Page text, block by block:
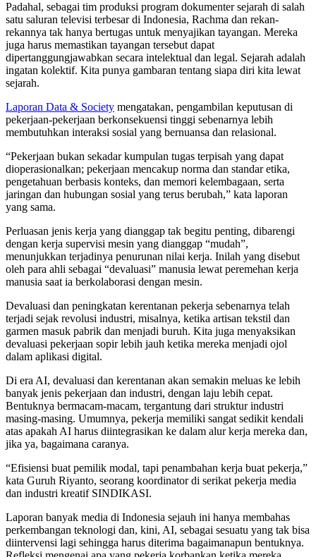
Padahal, sebagai tim produksi program dokumenter sejarah di salah
satu saluran televisi terbesar di Indonesia, Rachma dan rekan-
rekannya tak hanya bertugas untuk menyajikan tayangan. Mereka
juga harus memastikan tayangan tersebut dapat
dipertanggungjawabkan secara intelektual dan legal. Sejarah adalah
ingatan kolektif. Kita punya gambaran tentang siapa diri kita lewat
sejarah.
Laporan Data & Society mengatakan, pengambilan keputusan di
pekerjaan-pekerjaan berkonsekuensi tinggi sebenarnya lebih
membutuhkan interaksi sosial yang bernuansa dan relasional.
“Pekerjaan bukan sekadar kumpulan tugas terpisah yang dapat
dioperasionalkan; pekerjaan mencakup norma dan standar etika,
pengetahuan berbasis konteks, dan memori kelembagaan, serta
jaringan dan hubungan sosial yang terus berubah,” kata laporan
yang sama.
Perluasan jenis kerja yang dianggap tak begitu penting, dibarengi
dengan kerja supervisi mesin yang dianggap “mudah”,
menunjukkan terjadinya penurunan nilai kerja. Inilah yang disebut
oleh para ahli sebagai “devaluasi” manusia lewat peremehan kerja
manusia saat ia berkolaborasi dengan mesin.
Devaluasi dan peningkatan kerentanan pekerja sebenarnya telah
terjadi sejak revolusi industri, misalnya, ketika artisan tekstil dan
garmen masuk pabrik dan menjadi buruh. Kita juga menyaksikan
devaluasi pekerjaan sopir lebih jauh ketika mereka menjadi ojol
dalam aplikasi digital.
Di era AI, devaluasi dan kerentanan akan semakin meluas ke lebih
banyak jenis pekerjaan dan industri, dengan laju lebih cepat.
Bentuknya bermacam-macam, tergantung dari struktur industri
masing-masing. Umumnya, pekerja memiliki sangat sedikit kendali
atas apakah AI harus diintegrasikan ke dalam alur kerja mereka dan,
jika ya, bagaimana caranya.
“Efisiensi buat pemilik modal, tapi penambahan kerja buat pekerja,”
kata Guruh Riyanto, seorang koordinator di serikat pekerja media
dan industri kreatif SINDIKASI.
Laporan banyak media di Indonesia sejauh ini hanya membahas
perkembangan teknologi dan, kini, AI, sebagai sesuatu yang tak bisa
diintervensi lagi sehingga harus diterima bagaimanapun bentuknya.